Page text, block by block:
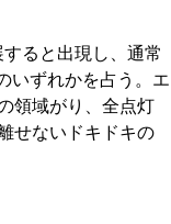
ると出現し、通常
いずれかを占う。エ
領域がり、全点灯
せないドキドキの